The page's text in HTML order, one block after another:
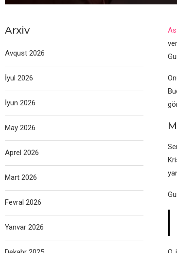
Arxiv
Avqust 2026
İyul 2026
İyun 2026
May 2026
Aprel 2026
Mart 2026
Fevral 2026
Yanvar 2026